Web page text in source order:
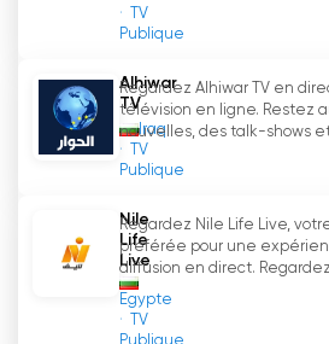
Les programmes sportifs de
une couverture complète des
Des matchs officiels aux
célèbres, TV 24 vous permet
courant de tout ce qui se
du sport.
Les programmes jeunesse de
s'adressent à la jeune
des divertissements et des
pertinentes et intéressantes
TV
Publique
Alhiwar
TV
Iraq
TV
Publique
Regardez Alhiwar TV en
télévision en ligne. Restez
nouvelles, des talk-shows
Nile
Life
Live
Egypte
TV
Publique
Regardez Nile Life Live,
préférée pour une
diffusion en direct.